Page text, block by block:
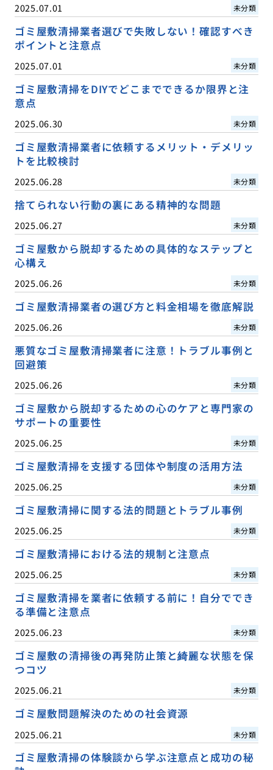
2025.07.01 未分類
ゴミ屋敷清掃業者選びで失敗しない！確認すべき
ポイントと注意点
2025.07.01 未分類
ゴミ屋敷清掃をDIYでどこまでできるか限界と注
意点
2025.06.30 未分類
ゴミ屋敷清掃業者に依頼するメリット・デメリッ
トを比較検討
2025.06.28 未分類
捨てられない行動の裏にある精神的な問題
2025.06.27 未分類
ゴミ屋敷から脱却するための具体的なステップと
心構え
2025.06.26 未分類
ゴミ屋敷清掃業者の選び方と料金相場を徹底解説
2025.06.26 未分類
悪質なゴミ屋敷清掃業者に注意！トラブル事例と
回避策
2025.06.26 未分類
ゴミ屋敷から脱却するための心のケアと専門家の
サポートの重要性
2025.06.25 未分類
ゴミ屋敷清掃を支援する団体や制度の活用方法
2025.06.25 未分類
ゴミ屋敷清掃に関する法的問題とトラブル事例
2025.06.25 未分類
ゴミ屋敷清掃における法的規制と注意点
2025.06.25 未分類
ゴミ屋敷清掃を業者に依頼する前に！自分ででき
る準備と注意点
2025.06.23 未分類
ゴミ屋敷の清掃後の再発防止策と綺麗な状態を保
つコツ
2025.06.21 未分類
ゴミ屋敷問題解決のための社会資源
2025.06.21 未分類
ゴミ屋敷清掃の体験談から学ぶ注意点と成功の秘